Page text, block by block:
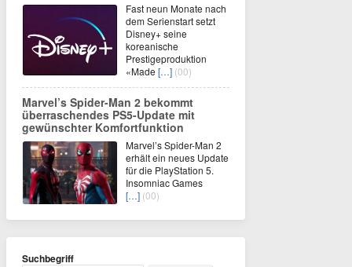
Fast neun Monate nach
dem Serienstart setzt
Disney+ seine
koreanische
Prestigeproduktion
«Made […] (00)
Marvel’s Spider-Man 2 bekommt
überraschendes PS5-Update mit
gewünschter Komfortfunktion
Marvel’s Spider-Man 2
erhält ein neues Update
für die PlayStation 5.
Insomniac Games
[…] (00)
Suchbegriff